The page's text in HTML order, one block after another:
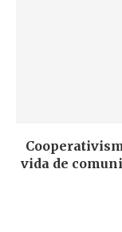
vida de